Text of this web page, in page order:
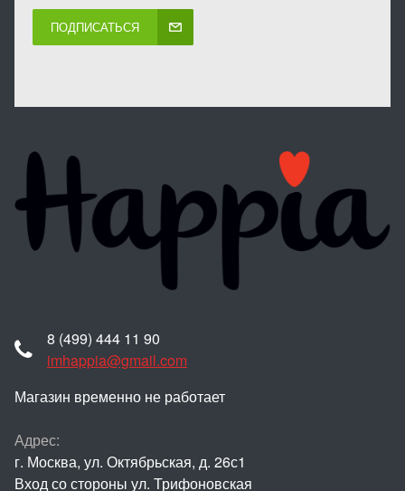
ПОДПИСАТЬСЯ
8 (499) 444 11 90
imhappia@gmail.com
Магазин временно не работает
Адрес:
г. Москва, ул. Октябрьская, д. 26с1
Вход со стороны ул. Трифоновская